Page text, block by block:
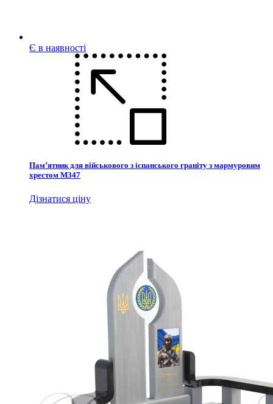
Є в наявності
Пам’ятник для військового з іспанського граніту з мармуровим
хрестом М347
Дізнатися ціну